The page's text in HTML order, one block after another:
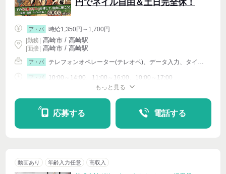
円でネイル自由＆土日完全休！
ア・パ
時給1,350円～1,700円
|勤務 高崎市 / 高崎駅
| 面接 | 高崎市 / 高崎駅
ア・パ テレフォンオペレーター(テレオペ)、データ入力、タイピング(PC・パソコン・インターネット)、イベントその他
ア・パ 10:00～14:00、11:00～16:00、10:00～17:00
もっと見る
応募する 電話する
動画あり 年齢入力任意 高収入